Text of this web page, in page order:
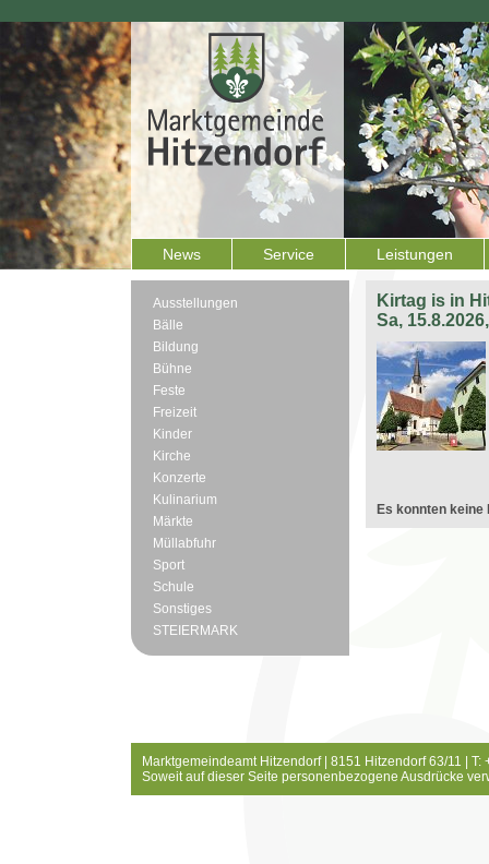
News Service Leistungen
Ausstellungen
Bälle
Bildung
Bühne
Feste
Freizeit
Kinder
Kirche
Konzerte
Kulinarium
Märkte
Müllabfuhr
Sport
Schule
Sonstiges
STEIERMARK
Kirtag is in
Sa,
Es konnten keine
Marktgemeindeamt Hitzendorf | 8151 Hitzendorf 63/11 |
Soweit auf dieser Seite personenbezogene Ausdrücke